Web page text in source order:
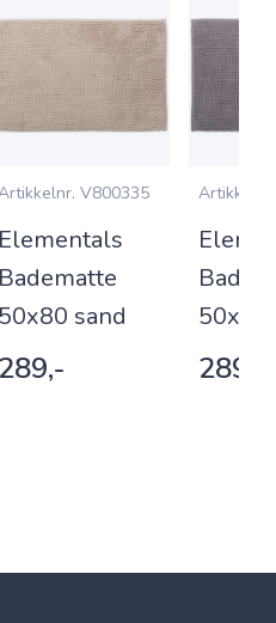
V800335
Elementals
Badematte
50x80 sand
289,-
Artikkelnr.
50x80
289,-